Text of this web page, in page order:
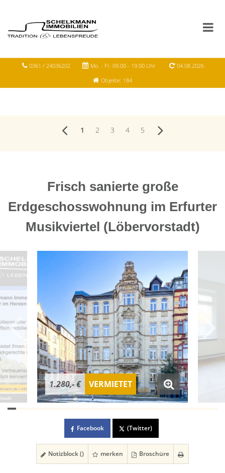
0361 / 24036202 Mo. - Fr. 09.00 - 19.00 Uhr
04.08.2026
Objekte: 184
1 2 3 4 5
Frisch sanierte große
Erdgeschosswohnung im Erfurter
Musikviertel (Löbervorstadt)
1.280,- € VERMIETET
Facebook (Twitter)
Notizblock () merken Broschüre